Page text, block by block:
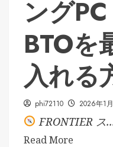
ング
BTOを
入れる
phi72110 2026年1
FRONTIER ス
Read More